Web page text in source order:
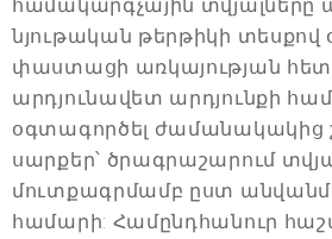
համակարգչային տվյալները
նյութական թերթիկի տեսքով
փաստացի առկայության հետ:
արդյունավետ արդյունքի
օգտագործել ժամանակակից
սարքեր՝ ծրագրաշարում
մուտքագրմամբ ըստ
համարի: Համընդհանուր